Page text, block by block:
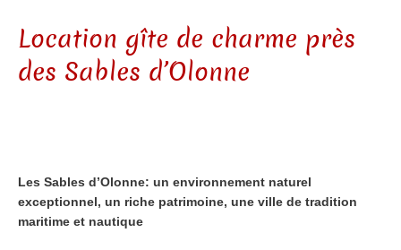
Location gîte de charme près
des Sables d’Olonne
Les Sables d’Olonne: un environnement naturel
exceptionnel, un riche patrimoine, une ville de tradition
maritime et nautique